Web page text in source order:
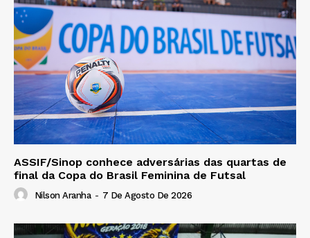
ASSIF/Sinop conhece adversárias das quartas de
final da Copa do Brasil Feminina de Futsal
Nilson Aranha - 7 De Agosto De 2026